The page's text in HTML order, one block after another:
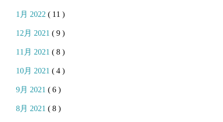
1月 2022( 11 )
12月 2021( 9 )
11月 2021( 8 )
10月 2021( 4 )
9月 2021( 6 )
8月 2021( 8 )